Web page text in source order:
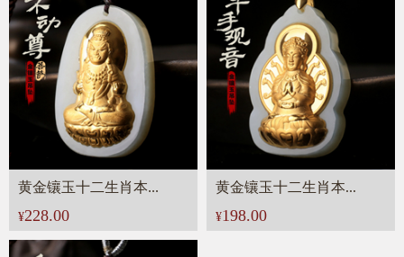
黄金镶玉十二生肖本...
¥228.00
黄金镶玉十二生肖本...
¥198.00